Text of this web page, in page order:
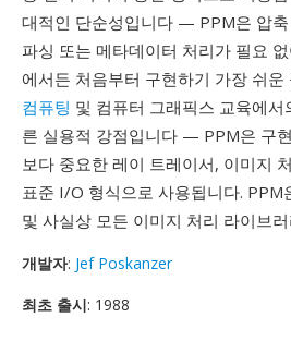
대적인 단순성입니다 — PPM은 압
파싱 또는 메타데이터 처리가 필요
에서든 처음부터 구현하기 가장 쉬운
컴퓨팅 및 컴퓨터 그래픽스 교육에
른 실용적 강점입니다 — PPM은 구
보다 중요한 레이 트레이서, 이미지
표준 I/O 형식으로 사용됩니다.
및 사실상 모든 이미지 처리 라이브
개발자: Jef Poskanzer
최초 출시: 1988